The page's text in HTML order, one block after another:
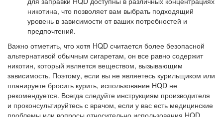
никотина, что позволяет вам выбрать подходящий
уровень в зависимости от ваших потребностей и
предпочтений.
Важно отметить, что хотя HQD считается более безопасной
альтернативой обычным сигаретам, он все равно содержит
никотин, который является веществом, вызывающим
зависимость. Поэтому, если вы не являетесь курильщиком или
планируете бросить курить, использование HQD не
рекомендуется. Всегда следуйте инструкциям производителя
и проконсультируйтесь с врачом, если у вас есть медицинские